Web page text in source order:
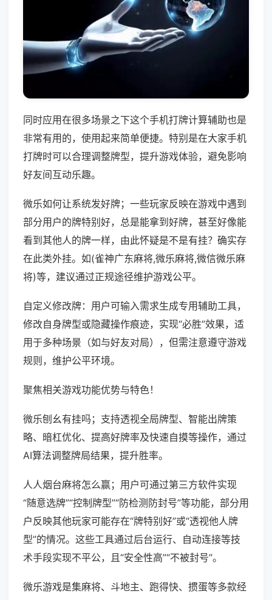
同时应用在很多场景之下这个手机打牌计算辅助也是
非常有用的，使用起来简单便捷。特别是在大家手机
打牌时可以合理调整牌型，提升游戏体验，避免影响
好友间互动乐趣。
微乐如何让系统发好牌；一些玩家反映在游戏中遇到
部分用户的牌特别好，总是能拿到好牌，甚至好像能
看到其他人的牌一样，由此怀疑是不是有挂？确实存
在此类外挂。如(雀神广东麻将,微乐麻将,微信微乐麻
将)等，建议通过正规途径维护游戏公平。
自定义修改牌：用户可输入需求生成专用辅助工具，
修改自身牌型或隐藏操作痕迹，实现“必胜”效果，适
用于多种场景（如与好友对局），但需注意遵守游戏
规则，维护公平环境。
聚焦相关游戏功能优势与特色！
微乐刨幺有挂吗；支持透视全局牌型、智能出牌策
略、暗杠优化、提高好牌率及快速自摸等操作，通过
AI算法调整牌局结果，提升胜率。
人人烟台麻将怎么赢；用户可通过第三方软件实现
“随意选牌”“控制牌型”“防检测防封号”等功能，部分用
户反映其他玩家可能存在“牌特别好”或“透视他人牌
型”的情况。这些工具通过后台运行、自动连接等技
术手段实现不平公，且“安全性高”“不被封号”。
微乐游戏是集麻将、斗地主、跑得快、掼蛋等多款经